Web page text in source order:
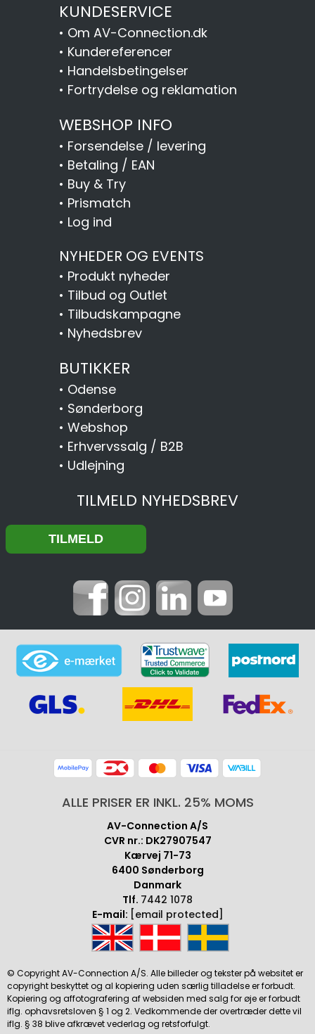
KUNDESERVICE
• Om AV-Connection.dk
• Kundereferencer
• Handelsbetingelser
• Fortrydelse og reklamation
WEBSHOP INFO
• Forsendelse / levering
• Betaling / EAN
• Buy & Try
• Prismatch
• Log ind
NYHEDER OG EVENTS
• Produkt nyheder
• Tilbud og Outlet
• Tilbudskampagne
• Nyhedsbrev
BUTIKKER
• Odense
• Sønderborg
• Webshop
• Erhvervssalg / B2B
• Udlejning
TILMELD NYHEDSBREV
ALLE PRISER ER INKL. 25% MOMS
AV-Connection A/S
CVR nr.: DK27907547
Kærvej 71-73
6400 Sønderborg
Danmark
Tlf. 7442 1078
E-mail: [email protected]
© Copyright AV-Connection A/S. Alle billeder og tekster på websitet er
copyright beskyttet og al kopiering uden særlig tilladelse er forbudt.
Kopiering og affotografering af websiden med salg for øje er forbudt
iflg. ophavsretsloven § 1 og 2. Vedkommende der overtræder dette vil
iflg. § 38 blive afkrævet vederlag og retsforfulgt.